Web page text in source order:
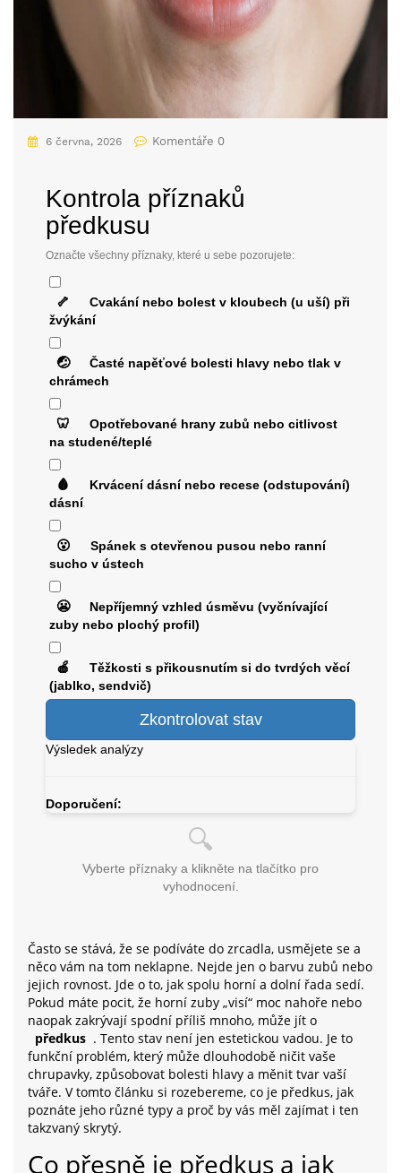
6 června, 2026 Komentáře 0
Kontrola příznaků
předkusu
Označte všechny příznaky, které u sebe pozorujete:
🦴
Cvakání nebo bolest v kloubech (u uší) při
žvýkání
🤕
Časté napěťové bolesti hlavy nebo tlak v
chrámech
🦷
Opotřebované hrany zubů nebo citlivost
na studené/teplé
🩸
Krvácení dásní nebo recese (odstupování)
dásní
😮
Spánek s otevřenou pusou nebo ranní
sucho v ústech
😬
Nepříjemný vzhled úsměvu (vyčnívající
zuby nebo plochý profil)
🍎
Těžkosti s přikousnutím si do tvrdých věcí
(jablko, sendvič)
Zkontrolovat stav
Výsledek analýzy
Doporučení:
🔍
Vyberte příznaky a klikněte na tlačítko pro
vyhodnocení.
Často se stává, že se podíváte do zrcadla, usmějete se a
něco vám na tom neklapne. Nejde jen o barvu zubů nebo
jejich rovnost. Jde o to, jak spolu horní a dolní řada sedí.
Pokud máte pocit, že horní zuby „visí“ moc nahoře nebo
naopak zakrývají spodní příliš mnoho, může jít o
předkus . Tento stav není jen estetickou vadou. Je to
funkční problém, který může dlouhodobě ničit vaše
chrupavky, způsobovat bolesti hlavy a měnit tvar vaší
tváře. V tomto článku si rozebereme, co je předkus, jak
poznáte jeho různé typy a proč by vás měl zajímat i ten
takzvaný skrytý.
Co přesně je předkus a jak